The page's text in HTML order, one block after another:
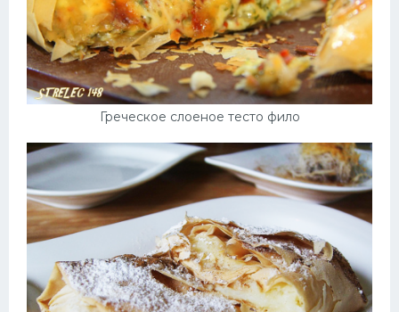
Греческое слоеное тесто фило